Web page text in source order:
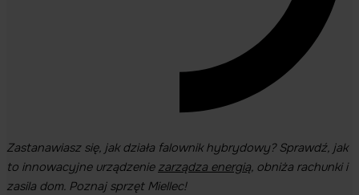
Zastanawiasz się, jak działa falownik hybrydowy? Sprawdź, jak
to innowacyjne urządzenie zarządza energią, obniża rachunki i
zasila dom. Poznaj sprzęt Miellec!